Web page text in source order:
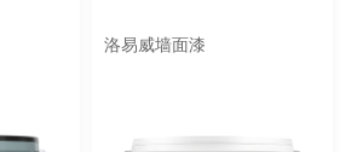
洛易威墙面漆